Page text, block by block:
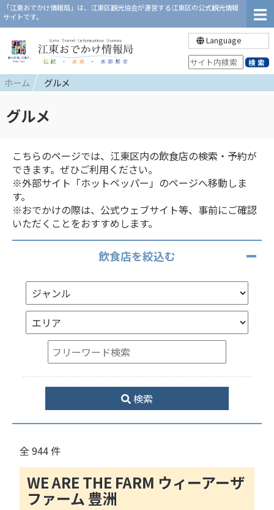
「江東おでかけ情報局」は、江東区観光協会が運営する江東区の公式観光情報
サイトです。
Language
ホーム グルメ
グルメ
こちらのページでは、江東区内の飲食店の検索・予約が
できます。ぜひご利用ください。
※外部サイト「ホットペッパー」のページへ移動しま
す。
※おでかけの際は、公式ウェブサイト等、事前にご確認
いただくことをおすすめします。
飲食店を絞込む
検索
全 944 件
WE ARE THE FARM ウィーアーザ
ファーム 豊洲